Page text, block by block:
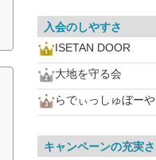
入会のしやすさ
ISETAN DOOR
大地を守る会
らでぃっしゅぼーや
キャンペーンの充実さ